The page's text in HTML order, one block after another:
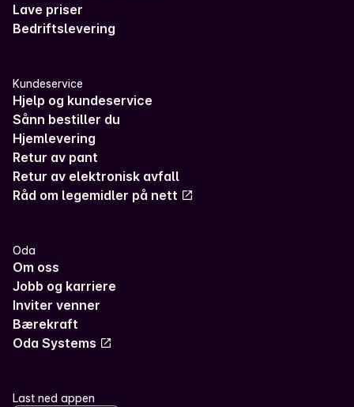
Lave priser
Bedriftslevering
Kundeservice
Hjelp og kundeservice
Sånn bestiller du
Hjemlevering
Retur av pant
Retur av elektronisk avfall
Råd om legemidler på nett
Oda
Om oss
Jobb og karriere
Inviter venner
Bærekraft
Oda Systems
Last ned appen